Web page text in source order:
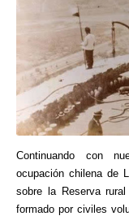
Continuando con
ocupación chilena de
sobre la Reserva
formado por civiles